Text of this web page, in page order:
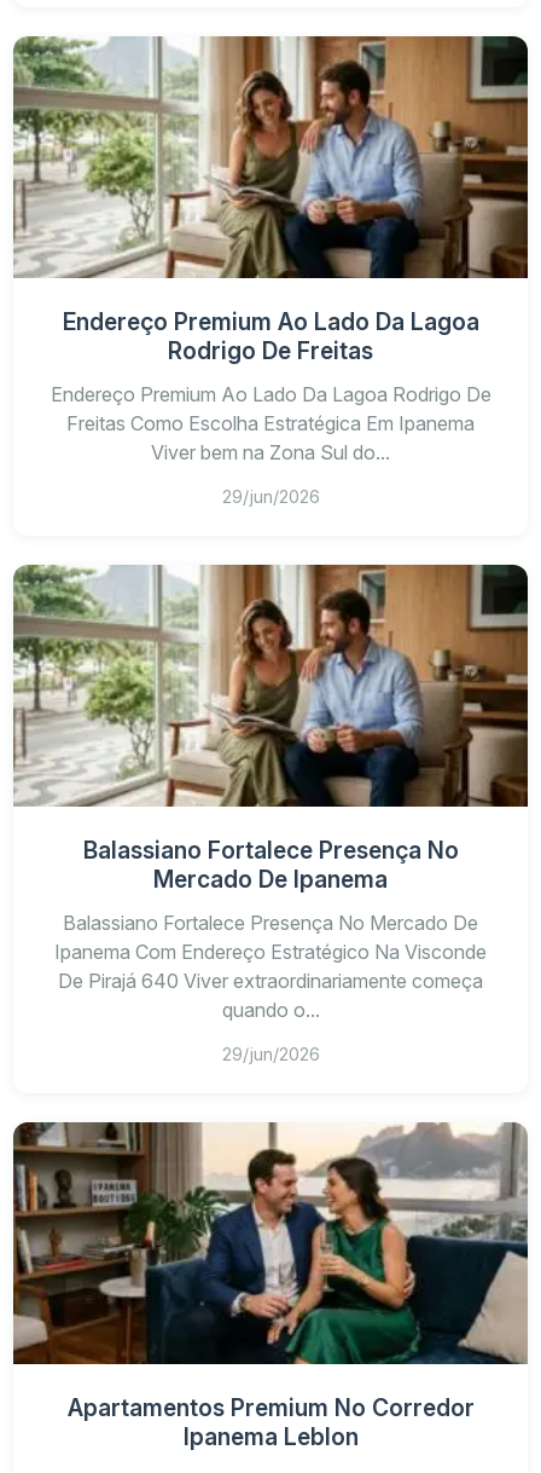
Endereço Premium Ao Lado Da Lagoa
Rodrigo De Freitas
Endereço Premium Ao Lado Da Lagoa Rodrigo De
Freitas Como Escolha Estratégica Em Ipanema
Viver bem na Zona Sul do...
29/jun/2026
Balassiano Fortalece Presença No
Mercado De Ipanema
Balassiano Fortalece Presença No Mercado De
Ipanema Com Endereço Estratégico Na Visconde
De Pirajá 640 Viver extraordinariamente começa
quando o...
29/jun/2026
Apartamentos Premium No Corredor
Ipanema Leblon